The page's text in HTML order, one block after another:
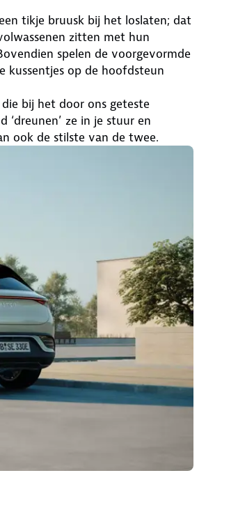
tikje bruusk bij het loslaten; dat
zitten met hun
spelen de voorgevormde
kussentjes op de hoofdsteun
bij het door ons geteste
ze in je stuur en
ook de stilste van de twee.